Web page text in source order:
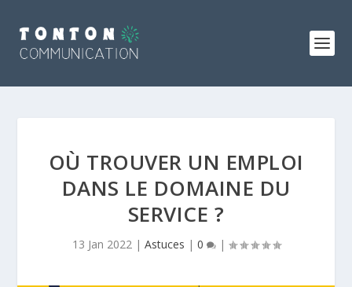
OÙ TROUVER UN EMPLOI
DANS LE DOMAINE DU
SERVICE ?
13 Jan 2022| Astuces | 0 |